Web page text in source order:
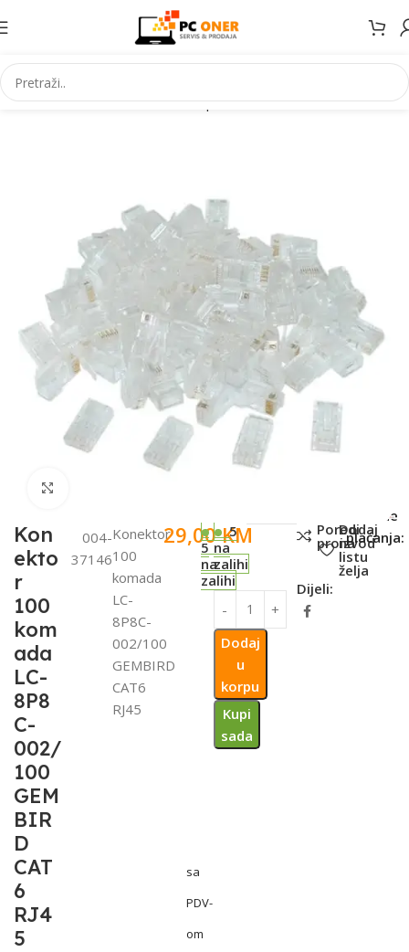
Početna Informatika Mrežna oprema Konektori i uticnice
Kon
ekto
r
100
kom
ada
LC-
8P8
C-
002/
100
GEM
BIR
D
CAT
6
RJ4
5
004-
37146
Konektor
100
komada
LC-
8P8C-
002/100
GEMBIRD
CAT6
RJ45
29,00KM
sa
PDV-
om
5
na
zalihi
5
na
zalihi
Dodaj
u
korpu
Kupi
sada
Poredi
proizvod
Dodaj
na
listu
želja
Dijeli:
Metode
plaćanja: